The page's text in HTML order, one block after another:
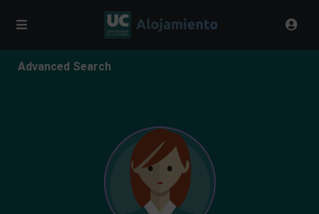
Advanced Search